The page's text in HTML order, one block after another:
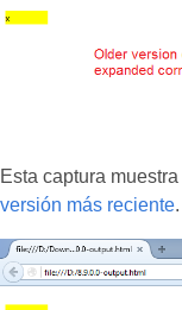
Esta captura muestra
versión más reciente.